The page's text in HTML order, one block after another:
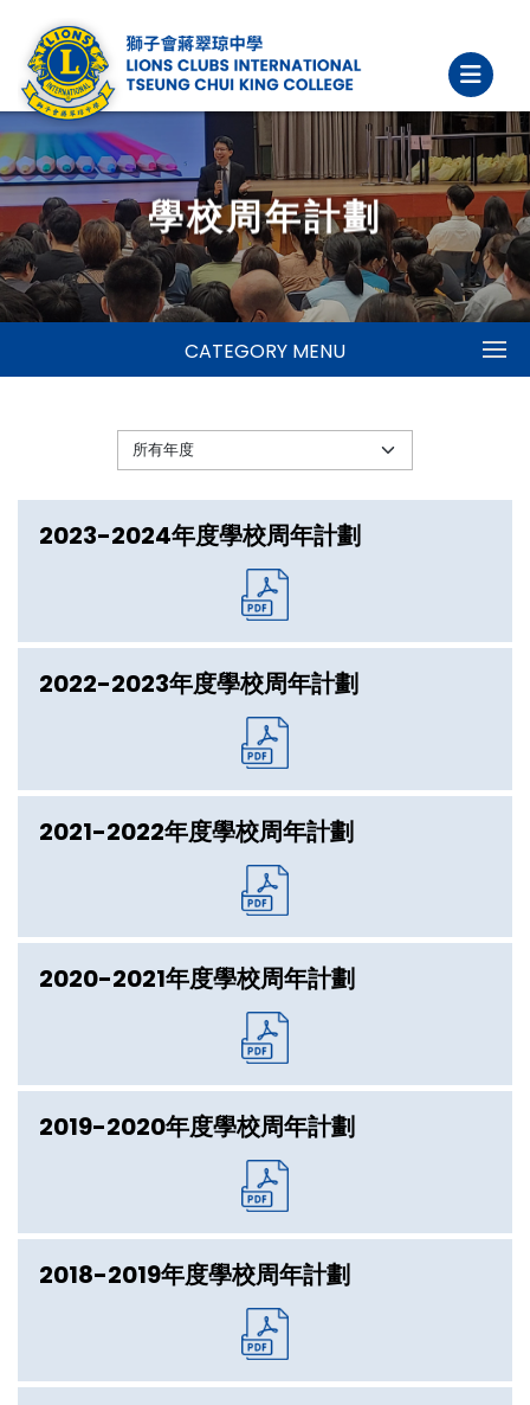
學校周年計劃
CATEGORY MENU
2023-2024年度學校周年計劃
2022-2023年度學校周年計劃
2021-2022年度學校周年計劃
2020-2021年度學校周年計劃
2019-2020年度學校周年計劃
2018-2019年度學校周年計劃